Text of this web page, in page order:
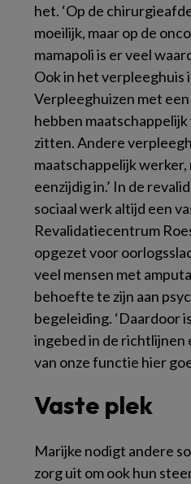
het. ‘Op de
moeilijk, maar op de
mamapoli is er veel
Ook in het verpleeghuis
Verpleeghuizen met
hebben
zitten. Andere
maatschappelijk
eenzijdig in.’ In de
sociaal werk altijd een
Revalidatiecentrum
opgezet voor
veel mensen met
behoefte te zijn aan
begeleiding. ‘Daardoor
ingebed in de
van onze functie hier
Vaste plek
Marijke nodigt andere
zorg uit om ook hun